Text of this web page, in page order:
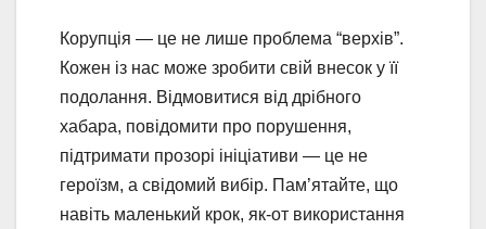
Корупція — це не лише проблема “верхів”.
Кожен із нас може зробити свій внесок у її
подолання. Відмовитися від дрібного
хабара, повідомити про порушення,
підтримати прозорі ініціативи — це не
героїзм, а свідомий вибір. Пам’ятайте, що
навіть маленький крок, як-от використання